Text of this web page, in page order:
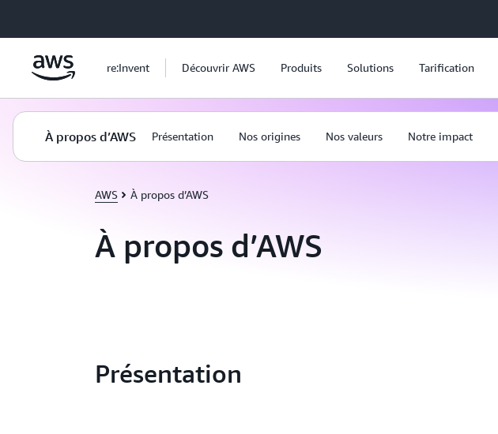
re:Invent Découvrir AWS Produits Solutions Tarification
À propos d’AWS Présentation Nos origines Nos valeurs Notre impact
AWS À propos d’AWS
À propos d’AWS
Présentation